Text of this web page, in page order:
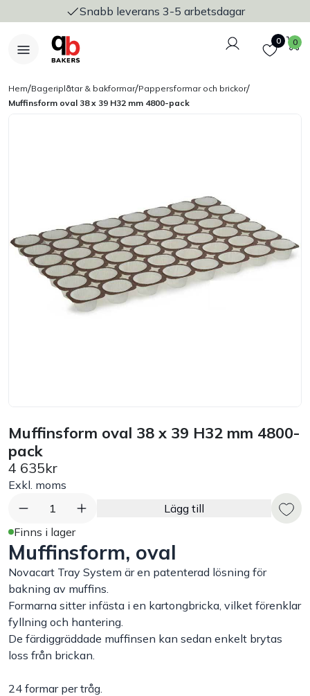
Snabb leverans 3-5 arbetsdagar
Logga in
Favoriter
0 0
Bageriplåtar & bakformar
Stickvagnar & transport
Utensilier
Exponering & servering
Städutrustning
Arbetskläder
Plåtbyte
Monin
Handla efter bransch
Varumärken
Hem/Bageriplåtar & bakformar/Pappersformar och brickor/
Muffinsform oval 38 x 39 H32 mm 4800-pack
Muffinsform oval 38 x 39 H32 mm 4800-
pack
4 635kr
Exkl. moms
1
Lägg till
Finns i lager
Muffinsform, oval
Novacart Tray System är en patenterad lösning för
bakning av muffins.
Formarna sitter infästa i en kartongbricka, vilket förenklar
fyllning och hantering.
De färdiggräddade muffinsen kan sedan enkelt brytas
loss från brickan.
24 formar per tråg.